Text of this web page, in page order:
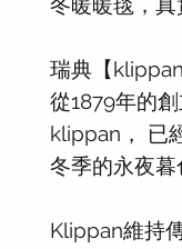
瑞典【
從1879年的
klippan， 已
冬季的永夜暮
Klippan維持